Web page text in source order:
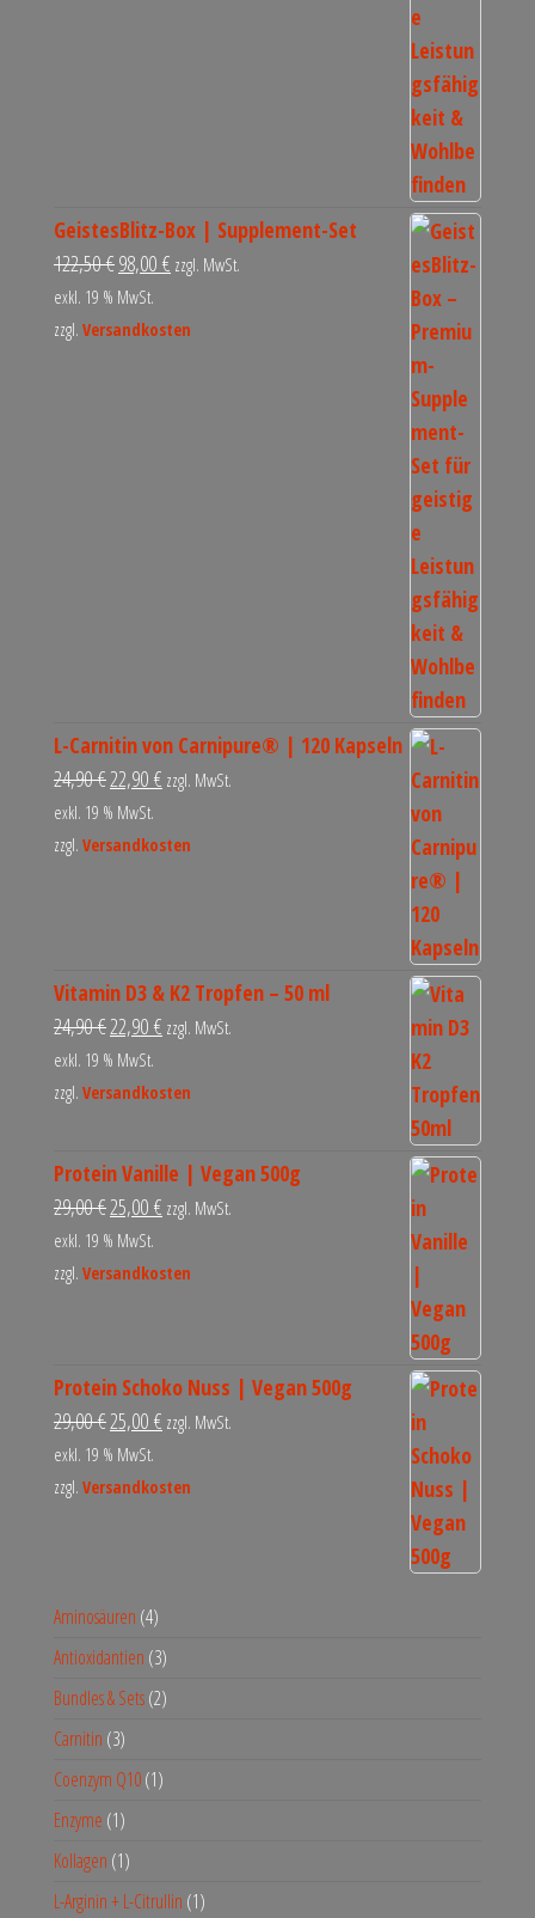
GeistesBlitz-Box | Supplement-Set
122,50€98,00 € zzgl. MwSt.
exkl. 19 % MwSt.
zzgl. Versandkosten
L-Carnitin von Carnipure® | 120 Kapseln
24,90€22,90 € zzgl. MwSt.
exkl. 19 % MwSt.
zzgl. Versandkosten
Vitamin D3 & K2 Tropfen – 50 ml
24,90€22,90 € zzgl. MwSt.
exkl. 19 % MwSt.
zzgl. Versandkosten
Protein Vanille | Vegan 500g
29,00€25,00 € zzgl. MwSt.
exkl. 19 % MwSt.
zzgl. Versandkosten
Protein Schoko Nuss | Vegan 500g
29,00€25,00 € zzgl. MwSt.
exkl. 19 % MwSt.
zzgl. Versandkosten
Aminosäuren 4
Antioxidantien 3
Bundles & Sets 2
Carnitin 3
Coenzym Q10 1
Enzyme 1
Kollagen 1
L-Arginin + L-Citrullin 1